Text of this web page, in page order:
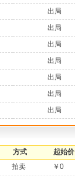
出局
出局
出局
出局
出局
出局
出局
方式 起始价
拍卖 ￥0